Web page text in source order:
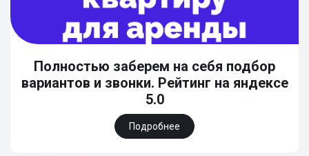
Полностью заберем на себя подбор
вариантов и звонки. Рейтинг на яндексе
5.0
Подробнее